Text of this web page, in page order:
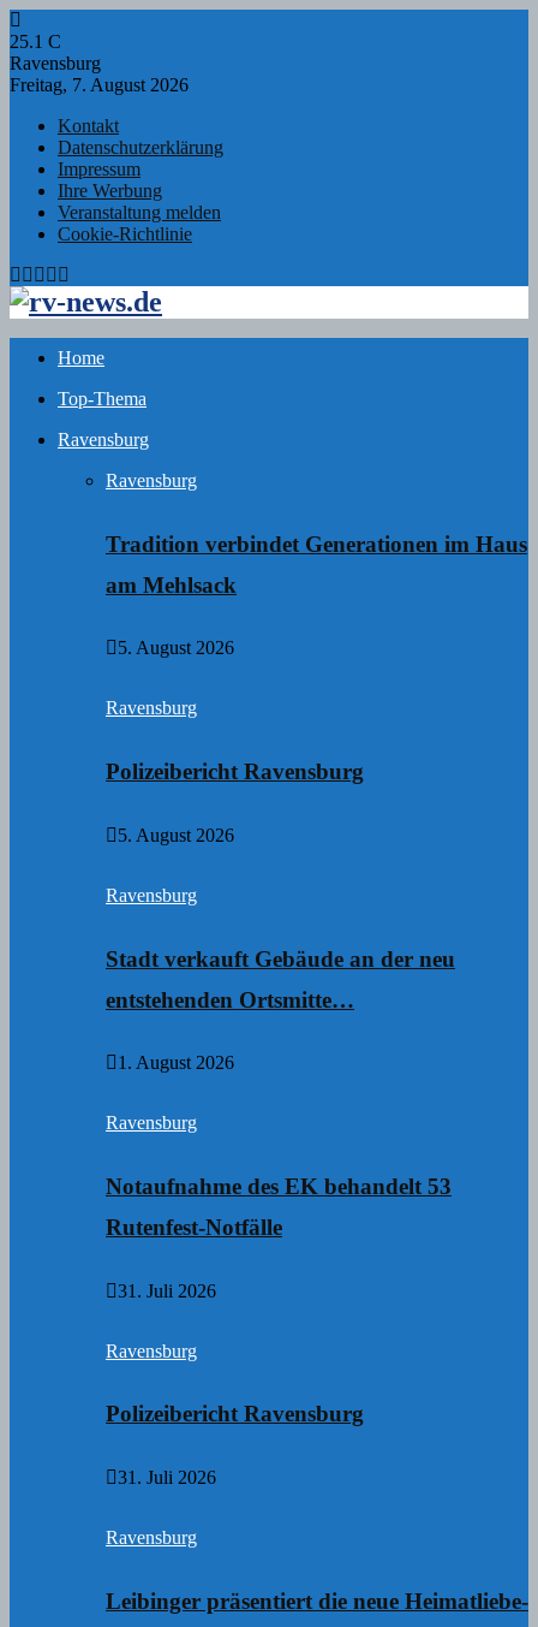
25.1 C
Ravensburg
Freitag, 7. August 2026
Kontakt
Datenschutzerklärung
Impressum
Ihre Werbung
Veranstaltung melden
Cookie-Richtlinie
Facebook
Twitter
Instagram
Email
Home
Top-Thema
Ravensburg
Ravensburg
Tradition verbindet Generationen im Haus
am Mehlsack
5. August 2026
Ravensburg
Polizeibericht Ravensburg
5. August 2026
Ravensburg
Stadt verkauft Gebäude an der neu
entstehenden Ortsmitte…
1. August 2026
Ravensburg
Notaufnahme des EK behandelt 53
Rutenfest-Notfälle
31. Juli 2026
Ravensburg
Polizeibericht Ravensburg
31. Juli 2026
Ravensburg
Leibinger präsentiert die neue Heimatliebe-